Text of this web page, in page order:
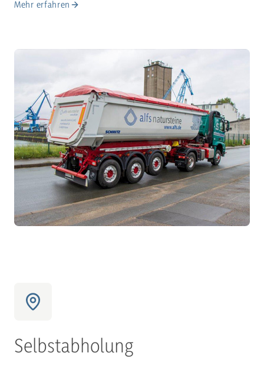
Mehr erfahren
Selbstabholung